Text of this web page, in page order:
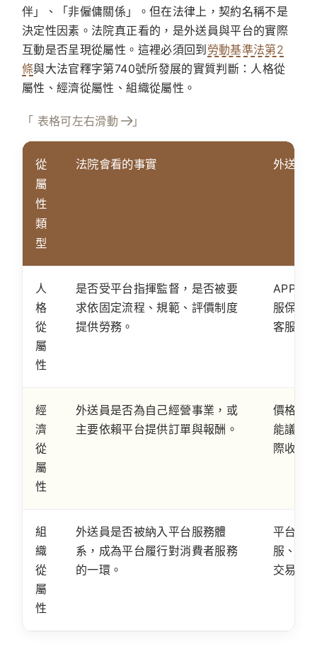
伴」、「非僱傭關係」。但在法律上，契約名稱不是
決定性因素。法院真正看的，是外送員與平台的實際
互動是否呈現從屬性。這裡必須回到勞動基準法第2
條與大法官釋字第740號所發展的實質判斷：人格從
屬性、經濟從屬性、組織從屬性。
「 表格可左右滑動 」
從
屬
性
類
型
法院會看的事實 外送平
人
格
從
屬
性
是否受平台指揮監督，是否被要
求依固定流程、規範、評價制度
提供勞務。
APP指
服保溫
客服指
經
濟
從
屬
性
外送員是否為自己經營事業，或
主要依賴平台提供訂單與報酬。
價格由
能議價
際收入
組
織
從
屬
性
外送員是否被納入平台服務體
系，成為平台履行對消費者服務
的一環。
平台品
服、商
交易。